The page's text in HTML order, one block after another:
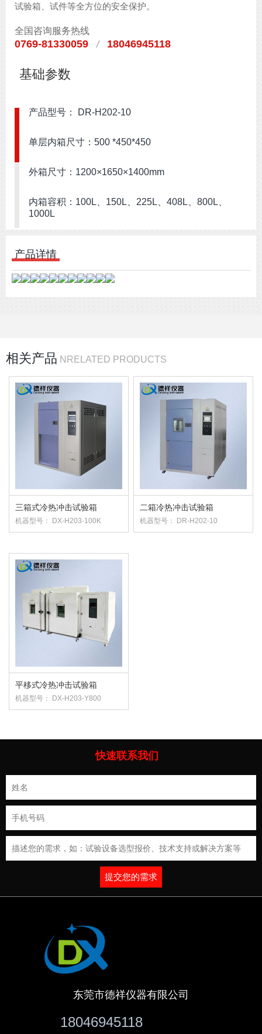
试验箱、试件等全方位的安全保护。
全国咨询服务热线
0769-81330059 / 18046945118
基础参数
产品型号： DR-H202-10
单层内箱尺寸：500 *450*450
外箱尺寸：1200×1650×1400mm
内箱容积：100L、150L、225L、408L、800L、
1000L
冷却方式：水冷
机身颜色：紫罗兰
产品详情
相关产品 NRELATED PRODUCTS
三箱式冷热冲击试验箱
机器型号： DX-H203-100K
二箱冷热冲击试验箱
机器型号： DR-H202-10
平移式冷热冲击试验箱
机器型号： DX-H203-Y800
快速联系我们
提交您的需求
东莞市德祥仪器有限公司
18046945118